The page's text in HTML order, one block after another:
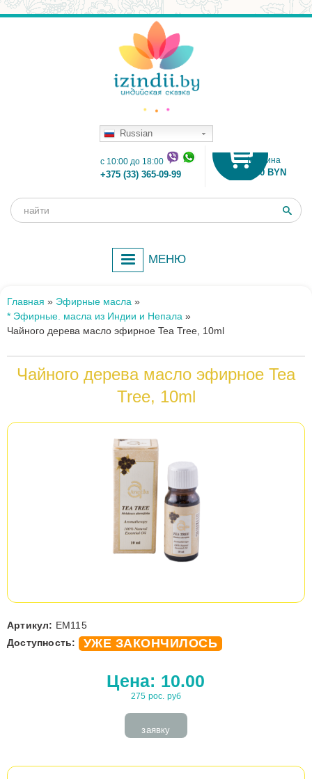
Russian
Корзина
0.00 BYN
c 10:00 до 18:00
+375 (33) 365-09-99
Форма
Поиск
МЕНЮ
Вы
Главная » Эфирные масла »
* Эфирные. масла из Индии и Непала »
Чайного дерева масло эфирное Tea Tree, 10ml
Чайного дерева масло эфирное Tea
Tree, 10ml
Артикул: EM115
Доступность:
УЖЕ ЗАКОНЧИЛОСЬ
Цена: 10.00
275 рос. руб
заявку